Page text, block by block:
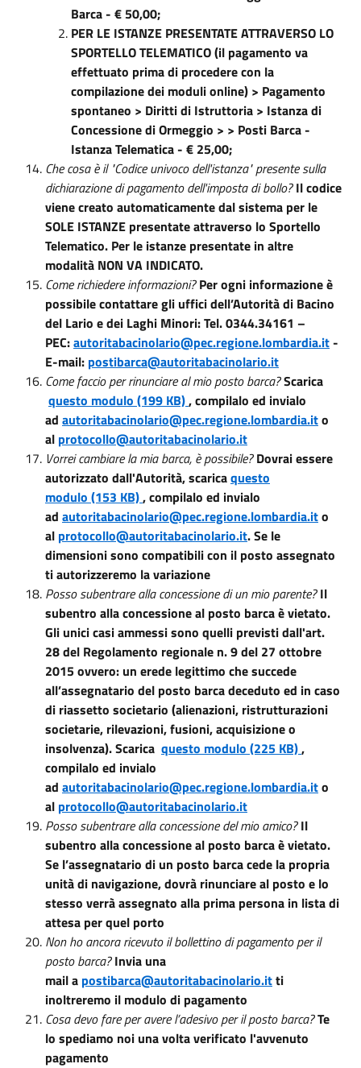
Barca - € 50,00;
PER LE ISTANZE PRESENTATE ATTRAVERSO LO
SPORTELLO TELEMATICO (il pagamento va
effettuato prima di procedere con la
compilazione dei moduli online) > Pagamento
spontaneo > Diritti di Istruttoria > Istanza di
Concessione di Ormeggio > > Posti Barca -
Istanza Telematica - € 25,00;
Che cosa è il "Codice univoco dell'istanza" presente sulla
dichiarazione di pagamento dell'imposta di bollo? Il codice
viene creato automaticamente dal sistema per le
SOLE ISTANZE presentate attraverso lo Sportello
Telematico. Per le istanze presentate in altre
modalità NON VA INDICATO.
Come richiedere informazioni? Per ogni informazione è
possibile contattare gli uffici dell’Autorità di Bacino
del Lario e dei Laghi Minori: Tel. 0344.34161 –
PEC:autoritabacinolario@pec.regione.lombardia.it-
E-mail: postibarca@autoritabacinolario.it
Come faccio per rinunciare al mio posto barca?Scarica
questo modulo (199 KB), compilalo ed invialo
ad autoritabacinolario@pec.regione.lombardia.ito
al protocollo@autoritabacinolario.it
Vorrei cambiare la mia barca, è possibile? Dovrai essere
autorizzato dall'Autorità, scaricaquesto
modulo (153 KB), compilalo ed invialo
ad autoritabacinolario@pec.regione.lombardia.ito
al protocollo@autoritabacinolario.it. Se le
dimensioni sono compatibili con il posto assegnato
ti autorizzeremo la variazione
Posso subentrare alla concessione di un mio parente? Il
subentro alla concessione al posto barca è vietato.
Gli unici casi ammessi sono quelli previsti dall'art.
28 del Regolamento regionale n. 9 del 27 ottobre
2015 ovvero: un erede legittimo che succede
all’assegnatario del posto barca deceduto ed in caso
di riassetto societario (alienazioni, ristrutturazioni
societarie, rilevazioni, fusioni, acquisizione o
insolvenza). Scarica questo modulo (225 KB),
compilalo ed invialo
ad autoritabacinolario@pec.regione.lombardia.ito
al protocollo@autoritabacinolario.it
Posso subentrare alla concessione del mio amico? Il
subentro alla concessione al posto barca è vietato.
Se l’assegnatario di un posto barca cede la propria
unità di navigazione, dovrà rinunciare al posto e lo
stesso verrà assegnato alla prima persona in lista di
attesa per quel porto
Non ho ancora ricevuto il bollettino di pagamento per il
posto barca?Invia una
maila postibarca@autoritabacinolario.itti
inoltreremo il modulo di pagamento
Cosa devo fare per avere l’adesivo per il posto barca?Te
lo spediamo noi una volta verificato l'avvenuto
pagamento